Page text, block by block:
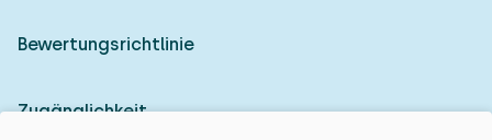
Bewertungsrichtlinie
Zugänglichkeit